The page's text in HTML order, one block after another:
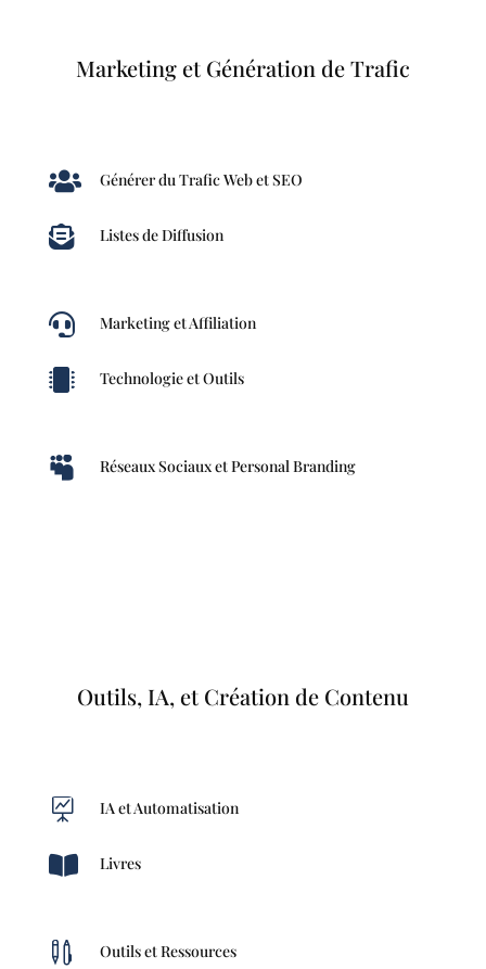
Marketing et Génération de Trafic
 Générer du Trafic Web et SEO
 Listes de Diffusion
 Marketing et Affiliation
 Technologie et Outils
 Réseaux Sociaux et Personal Branding
Outils, IA, et Création de Contenu
 IA et Automatisation
 Livres
 Outils et Ressources